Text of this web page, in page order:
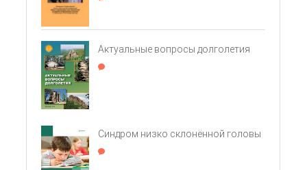
Актуальные вопросы долголетия
Синдром низко склонённой головы